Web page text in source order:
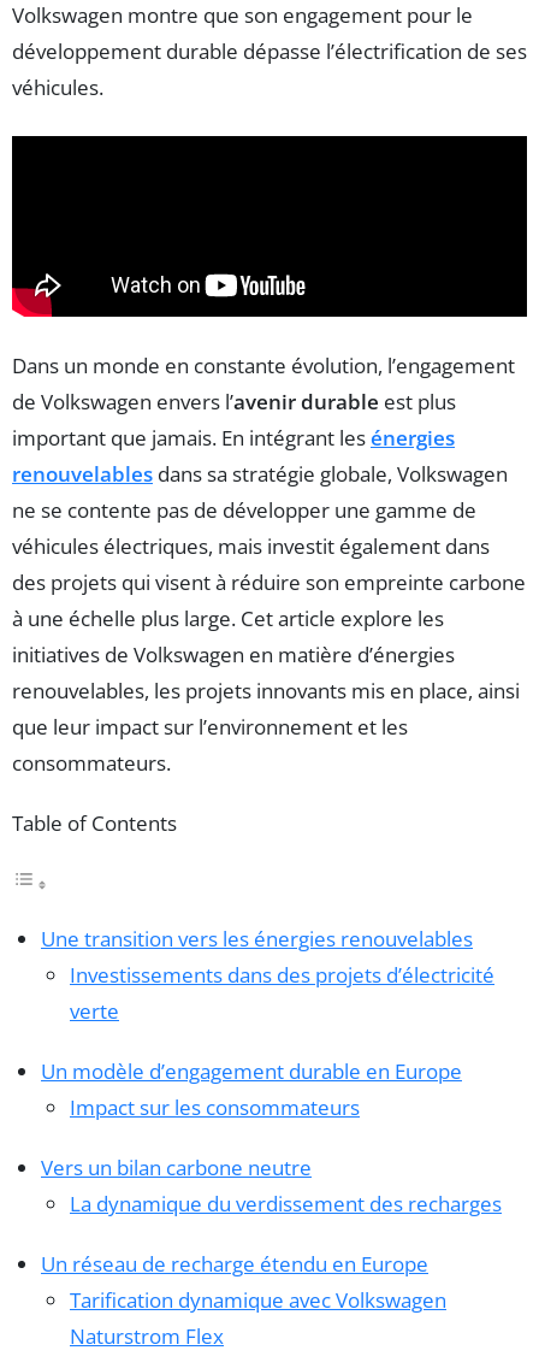
Volkswagen montre que son engagement pour le
développement durable dépasse l’électrification de ses
véhicules.
Dans un monde en constante évolution, l’engagement
de Volkswagen envers l’avenir durable est plus
important que jamais. En intégrant lesénergies
renouvelables dans sa stratégie globale, Volkswagen
ne se contente pas de développer une gamme de
véhicules électriques, mais investit également dans
des projets qui visent à réduire son empreinte carbone
à une échelle plus large. Cet article explore les
initiatives de Volkswagen en matière d’énergies
renouvelables, les projets innovants mis en place, ainsi
que leur impact sur l’environnement et les
consommateurs.
Table of Contents
Une transition vers les énergies renouvelables
Investissements dans des projets d’électricité
verte
Un modèle d’engagement durable en Europe
Impact sur les consommateurs
Vers un bilan carbone neutre
La dynamique du verdissement des recharges
Un réseau de recharge étendu en Europe
Tarification dynamique avec Volkswagen
Naturstrom Flex